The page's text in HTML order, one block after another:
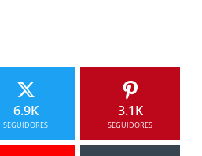
6.9K
SEGUIDORES
3.1K
SEGUIDORES